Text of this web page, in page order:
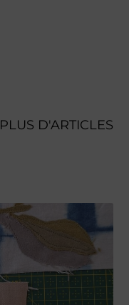
PLUS D'ARTICLES